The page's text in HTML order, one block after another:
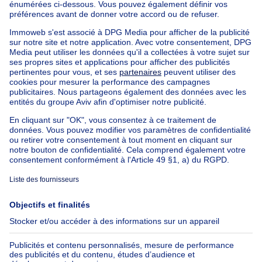
Maison Bel-étage à vendre
Bien exceptionnel à vendre
Ferme à vendre
Bungalow à vendre
Chalet à vendre
Château à vendre
Maison de campagne à vendre
Immeuble mixte à vendre
Autres biens à vendre
Manoir à vendre
Nos maisons hors de la Belgique
Maison à vendre France
Maison à vendre Espagne
Maison à vendre Italie
Maison à vendre Luxembourg
Maison à vendre Pays-bas
À propos
Immoweb
Presse
Emplois
Groupe Axel Springer
Outils
Belfius
Assurances
Check-list déménagement